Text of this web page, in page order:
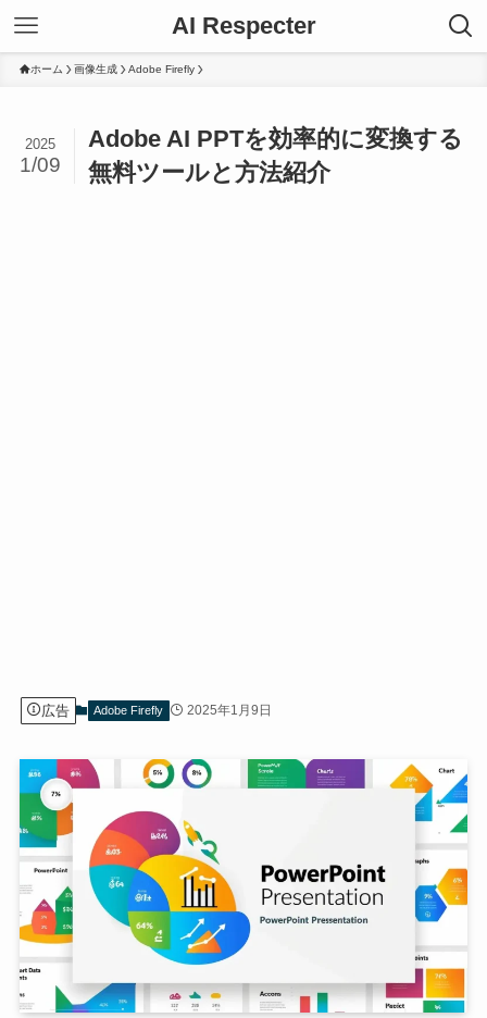
AI Respecter
ホーム 画像生成 Adobe Firefly
Adobe AI PPTを効率的に変換する
無料ツールと方法紹介
2025
1/09
広告 Adobe Firefly 2025年1月9日